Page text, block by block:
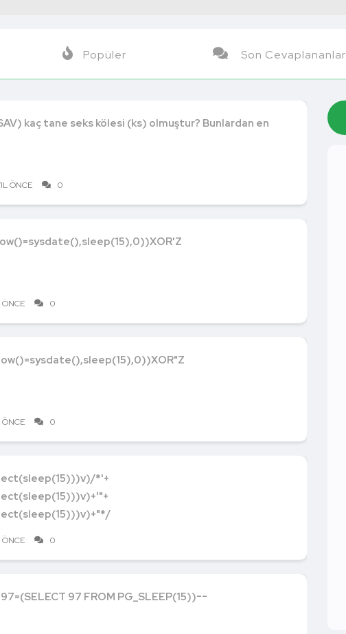
Popüler Son Cevaplananlar
kaç tane seks kölesi (ks) olmuştur? Bunlardan en
ÖNCE 0
ÖNCE 0
ÖNCE 0
*'+
ÖNCE 0
97 FROM PG_SLEEP(15))--